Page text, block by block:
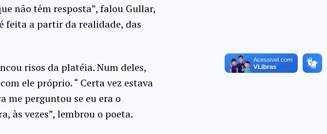
não têm resposta”, falou Gullar,
feita a partir da realidade, das
risos da platéia. Num deles,
ele próprio. “ Certa vez estava
me perguntou se eu era o
às vezes”, lembrou o poeta.